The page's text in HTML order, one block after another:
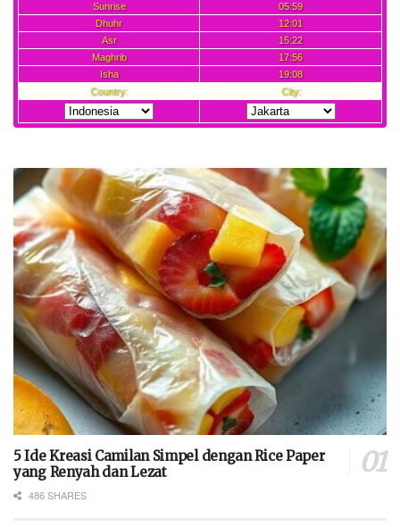
5 Ide Kreasi Camilan Simpel dengan Rice Paper
yang Renyah dan Lezat
486 SHARES